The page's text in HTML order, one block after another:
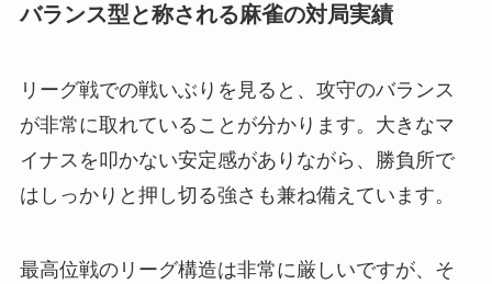
バランス型と称される麻雀の対局実績
リーグ戦での戦いぶりを見ると、攻守のバランス
が非常に取れていることが分かります。大きなマ
イナスを叩かない安定感がありながら、勝負所で
はしっかりと押し切る強さも兼ね備えています。
最高位戦のリーグ構造は非常に厳しいですが、そ